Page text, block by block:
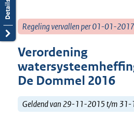
Regeling vervallen per 01-01-2017
Verordening
De Dommel 2016
Geldend van 29-11-2015 t/m